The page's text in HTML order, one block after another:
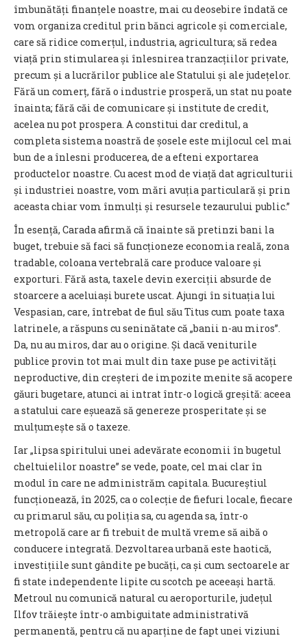
îmbunătăți finanțele noastre, mai cu deosebire îndată ce
vom organiza creditul prin bănci agricole și comerciale,
care să ridice comerțul, industria, agricultura; să redea
viață prin stimularea și înlesnirea tranzacțiilor private,
precum și a lucrărilor publice ale Statului și ale județelor.
Fără un comerț, fără o industrie prosperă, un stat nu poate
înainta; fără căi de comunicare și institute de credit,
acelea nu pot prospera. A constitui dar creditul, a
completa sistema noastră de șosele este mijlocul cel mai
bun de a înlesni producerea, de a efteni exportarea
productelor noastre. Cu acest mod de viață dat agriculturii
și industriei noastre, vom mări avuția particulară și prin
aceasta chiar vom înmulți și resursele tezaurului public.”
În esență, Carada afirmă că înainte să pretinzi bani la
buget, trebuie să faci să funcționeze economia reală, zona
tradable, coloana vertebrală care produce valoare și
exporturi. Fără asta, taxele devin exerciții absurde de
stoarcere a aceluiași burete uscat. Ajungi în situația lui
Vespasian, care, întrebat de fiul său Titus cum poate taxa
latrinele, a răspuns cu seninătate că „banii n-au miros”.
Da, nu au miros, dar au o origine. Și dacă veniturile
publice provin tot mai mult din taxe puse pe activități
neproductive, din creșteri de impozite menite să acopere
găuri bugetare, atunci ai intrat într-o logică greșită: aceea
a statului care eșuează să genereze prosperitate și se
mulțumește să o taxeze.
Iar „lipsa spiritului unei adevărate economii în bugetul
cheltuielilor noastre” se vede, poate, cel mai clar în
modul în care ne administrăm capitala. Bucureștiul
funcționează, în 2025, ca o colecție de fiefuri locale, fiecare
cu primarul său, cu poliția sa, cu agenda sa, într-o
metropolă care ar fi trebuit de multă vreme să aibă o
conducere integrată. Dezvoltarea urbană este haotică,
investițiile sunt gândite pe bucăți, ca și cum sectoarele ar
fi state independente lipite cu scotch pe aceeași hartă.
Metroul nu comunică natural cu aeroporturile, județul
Ilfov trăiește într-o ambiguitate administrativă
permanentă, pentru că nu aparține de fapt unei viziuni